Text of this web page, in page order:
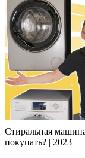
Стиральная
покупать? | 2023